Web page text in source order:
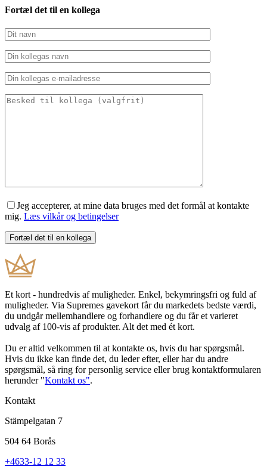
Fortæl det til en kollega
Jeg accepterer, at mine data bruges med det formål at kontakte
mig. Læs vilkår og betingelser
Et kort - hundredvis af muligheder. Enkel, bekymringsfri og fuld af
muligheder. Via Supremes gavekort får du markedets bedste værdi,
du undgår mellemhandlere og forhandlere og du får et varieret
udvalg af 100-vis af produkter. Alt det med ét kort.
Du er altid velkommen til at kontakte os, hvis du har spørgsmål.
Hvis du ikke kan finde det, du leder efter, eller har du andre
spørgsmål, så ring for personlig service eller brug kontaktformularen
herunder "Kontakt os".
Kontakt
Stämpelgatan 7
504 64 Borås
+4633-12 12 33